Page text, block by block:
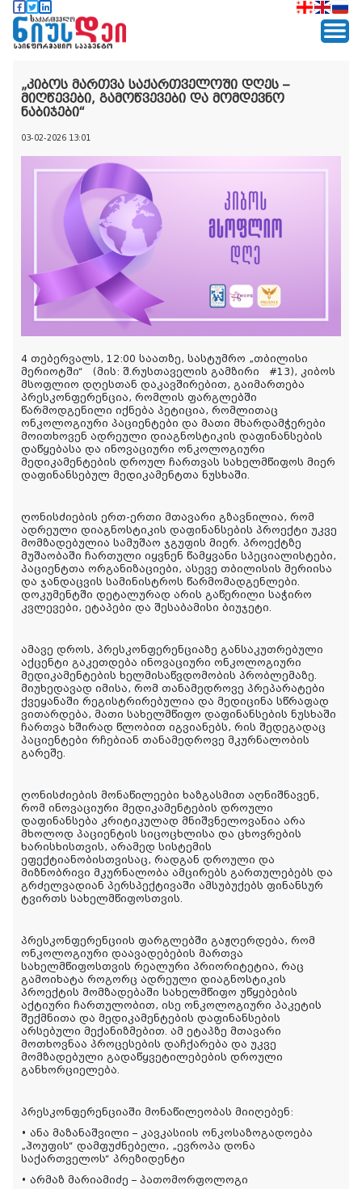
„კიბოს მართვა საქართველოში დღეს –
მიღწევები, გამოწვევები და მომდევნო
ნაბიჯები“
03-02-2026 13:01
4 თებერვალს, 12:00 საათზე, სასტუმრო „თბილისი
მერიოტში“ (მის: შ.რუსთაველის გამზირი #13), კიბოს
მსოფლიო დღესთან დაკავშირებით, გაიმართება
პრესკონფერენცია, რომლის ფარგლებში
წარმოდგენილი იქნება პეტიცია, რომლითაც
ონკოლოგიური პაციენტები და მათი მხარდამჭერები
მოითხოვენ ადრეული დიაგნოსტიკის დაფინანსების
დაწყებასა და ინოვაციური ონკოლოგიური
მედიკამენტების დროულ ჩართვას სახელმწიფოს მიერ
დაფინანსებულ მედიკამენტთა ნუსხაში.
ღონისძიების ერთ-ერთი მთავარი გზავნილია, რომ
ადრეული დიაგნოსტიკის დაფინანსების პროექტი უკვე
მომზადებულია სამუშაო ჯგუფის მიერ. პროექტზე
მუშაობაში ჩართული იყვნენ წამყვანი სპეციალისტები,
პაციენტთა ორგანიზაციები, ასევე თბილისის მერიისა
და ჯანდაცვის სამინისტროს წარმომადგენლები.
დოკუმენტში დეტალურად არის გაწერილი საჭირო
კვლევები, ეტაპები და შესაბამისი ბიუჯეტი.
ამავე დროს, პრესკონფერენციაზე განსაკუთრებული
აქცენტი გაკეთდება ინოვაციური ონკოლოგიური
მედიკამენტების ხელმისაწვდომობის პრობლემაზე.
მიუხედავად იმისა, რომ თანამედროვე პრეპარატები
ქვეყანაში რეგისტრირებულია და მედიცინა სწრაფად
ვითარდება, მათი სახელმწიფო დაფინანსების ნუსხაში
ჩართვა ხშირად წლობით იგვიანებს, რის შედეგადაც
პაციენტები რჩებიან თანამედროვე მკურნალობის
გარეშე.
ღონისძიების მონაწილეები ხაზგასმით აღნიშნავენ,
რომ ინოვაციური მედიკამენტების დროული
დაფინანსება კრიტიკულად მნიშვნელოვანია არა
მხოლოდ პაციენტის სიცოცხლისა და ცხოვრების
ხარისხისთვის, არამედ სისტემის
ეფექტიანობისთვისაც, რადგან დროული და
მიზნობრივი მკურნალობა ამცირებს გართულებებს და
გრძელვადიან პერსპექტივაში ამსუბუქებს ფინანსურ
ტვირთს სახელმწიფოსთვის.
პრესკონფერენციის ფარგლებში გაჟღერდება, რომ
ონკოლოგიური დაავადებების მართვა
სახელმწიფოსთვის რეალური პრიორიტეტია, რაც
გამოიხატა როგორც ადრეული დიაგნოსტიკის
პროექტის მომზადებაში სახელმწიფო უწყებების
აქტიური ჩართულობით, ისე ონკოლოგიური პაკეტის
შექმნითა და მედიკამენტების დაფინანსების
არსებული მექანიზმებით. ამ ეტაპზე მთავარი
მოთხოვნაა პროცესების დაჩქარება და უკვე
მომზადებული გადაწყვეტილებების დროული
განხორციელება.
პრესკონფერენციაში მონაწილეობას მიიღებენ:
• ანა მაზანაშვილი – კავკასიის ონკოსაზოგადოება
„ჰოუფის“ დამფუძნებელი, „ევროპა დონა
საქართველოს“ პრეზიდენტი
• არმაზ მარიამიძე – პათომორფოლოგი